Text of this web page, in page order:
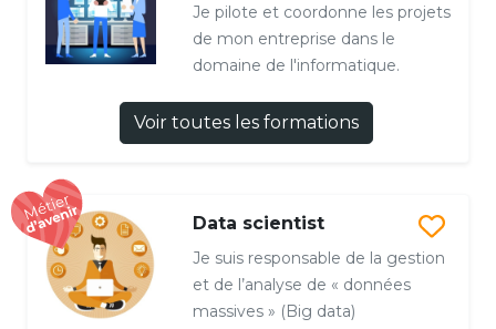
Je pilote et coordonne les projets
de mon entreprise dans le
domaine de l'informatique.
Voir toutes les formations
Data scientist
Je suis responsable de la gestion
et de l’analyse de « données
massives » (Big data)